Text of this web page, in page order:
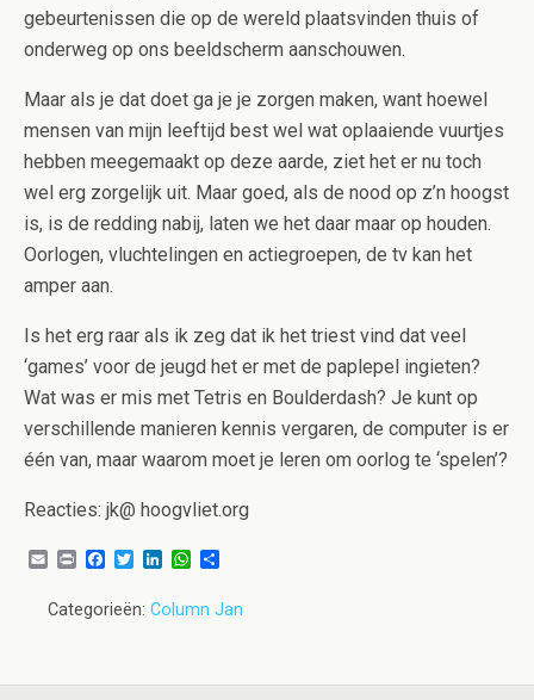
gebeurtenissen die op de wereld plaatsvinden thuis of
onderweg op ons beeldscherm aanschouwen.
Maar als je dat doet ga je je zorgen maken, want hoewel
mensen van mijn leeftijd best wel wat oplaaiende vuurtjes
hebben meegemaakt op deze aarde, ziet het er nu toch
wel erg zorgelijk uit. Maar goed, als de nood op z’n hoogst
is, is de redding nabij, laten we het daar maar op houden.
Oorlogen, vluchtelingen en actiegroepen, de tv kan het
amper aan.
Is het erg raar als ik zeg dat ik het triest vind dat veel
‘games’ voor de jeugd het er met de paplepel ingieten?
Wat was er mis met Tetris en Boulderdash? Je kunt op
verschillende manieren kennis vergaren, de computer is er
één van, maar waarom moet je leren om oorlog te ‘spelen’?
Reacties: jk@ hoogvliet.org
a
i
P
n
F
c
e
T
t
L
k
W
t
l
e
Categorieën: Column Jan